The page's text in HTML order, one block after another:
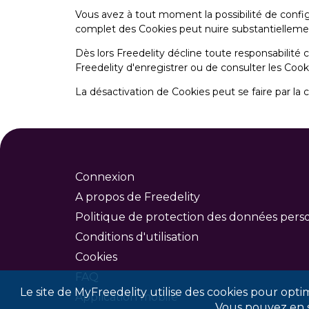
Le site de MyFreedelity utilise des cookies pour
Vous avez à tout moment la possibilité de
complet des Cookies peut nuire
Dès lors Freedelity décline toute responsabilité
Freedelity d'enregistrer ou de consulter les
La désactivation de Cookies peut se faire par
Connexion
A propos de Freedelity
Politique de protection des données
Conditions d'utilisation
Cookies
FAQ
Application mobile